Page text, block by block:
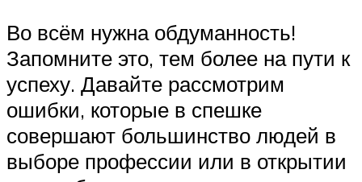
Во всём нужна обдуманность!
Запомните это, тем более на пути к
успеху. Давайте рассмотрим
ошибки, которые в спешке
совершают большинство людей в
выборе профессии или в открытии